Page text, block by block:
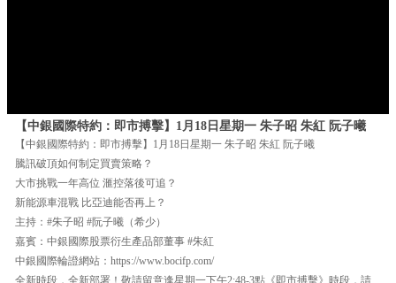
【中銀國際特約：即市搏擊】1月18日星期一 朱子昭 朱紅 阮子曦
【中銀國際特約：即市搏擊】1月18日星期一 朱子昭 朱紅 阮子曦
騰訊破頂如何制定買賣策略？
大市挑戰一年高位 滙控落後可追？
新能源車混戰 比亞迪能否再上？
主持：#朱子昭 #阮子曦（希少）
嘉賓：中銀國際股票衍生產品部董事 #朱紅
中銀國際輪證網站：https://www.bocifp.com/
全新時段，全新部署！敬請留意逢星期一下午2:48-3點《即市搏擊》時段，請